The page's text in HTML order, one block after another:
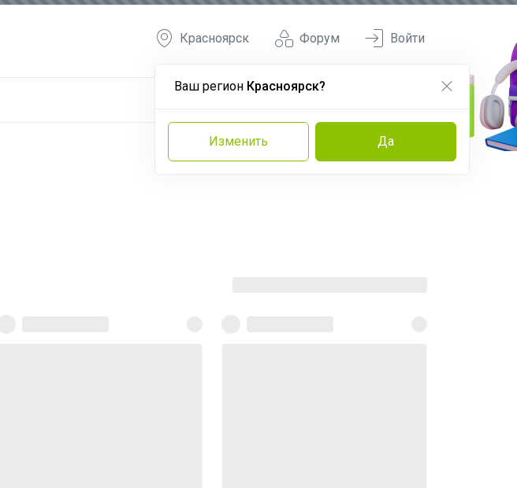
Форум
Красноярск
Ваш регион Красноярск?
Изменить Да
Войти